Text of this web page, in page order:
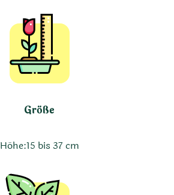
Größe
Höhe:15 bis 37 cm